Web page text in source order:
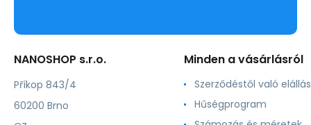
NANOSHOP s.r.o.
Příkop 843/4
60200 Brno
Minden a vásárlásról
Szerződéstől való elállás
Hűségprogram